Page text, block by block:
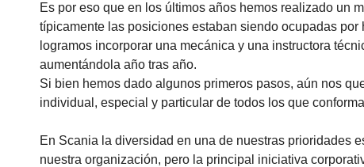
Es por eso que en los últimos años hemos realizado un
típicamente las posiciones estaban siendo ocupadas
logramos incorporar una mecánica y una instructora
aumentándola año tras año.
Si bien hemos dado algunos primeros pasos, aún nos
individual, especial y particular de todos los que
En Scania la diversidad en una de nuestras prioridades
nuestra organización, pero la principal iniciativa